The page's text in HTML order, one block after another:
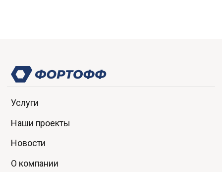
Услуги
Наши проекты
Новости
О компании